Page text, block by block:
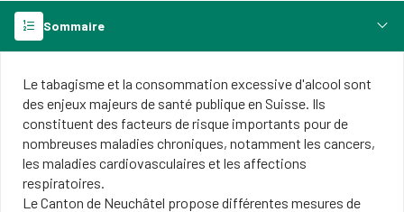
Sommaire
Le tabagisme et la consommation excessive d'alcool sont
des enjeux majeurs de santé publique en Suisse. Ils
constituent des facteurs de risque importants pour de
nombreuses maladies chroniques, notamment les cancers,
les maladies cardiovasculaires et les affections
respiratoires.
Le Canton de Neuchâtel propose différentes mesures de